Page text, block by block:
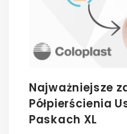
Najważniejsze
Półpierścienia
Paskach XL